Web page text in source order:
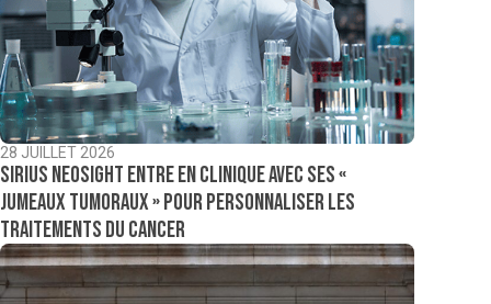
28 JUILLET 2026
Sirius NeoSight entre en clinique avec ses «
jumeaux tumoraux » pour personnaliser les
traitements du cancer